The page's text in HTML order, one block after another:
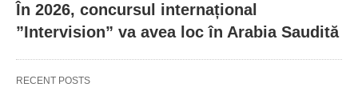
În 2026, concursul internațional
”Intervision” va avea loc în Arabia Saudită
RECENT POSTS